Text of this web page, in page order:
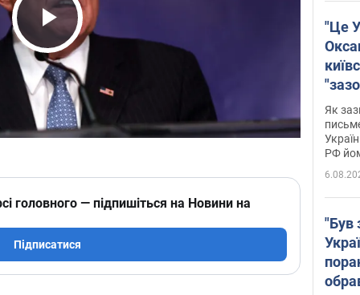
Play Video
головного — підпишіться на Новини на
Підписатися
"Це
Як
РФ
"Був